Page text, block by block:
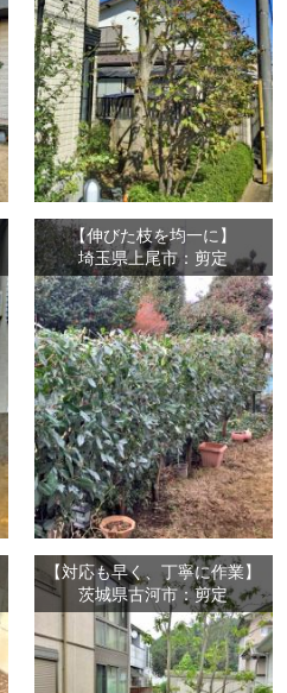
【伸びた枝を均一に】
埼玉県上尾市：剪定
【対応も早く、丁寧に作業】
茨城県古河市：剪定